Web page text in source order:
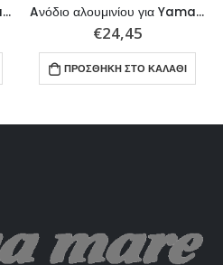
Aνόδιο αλουμινίου για Yamaha σειρά 4T – 9,9/15F – 25 HP Aνόδιο αλουμινίου για Yamaha σειρά 115 – 225 HP V4 – V6
€24,45
ΠΡΟΣΘΉΚΗ ΣΤΟ ΚΑΛΆΘΙ